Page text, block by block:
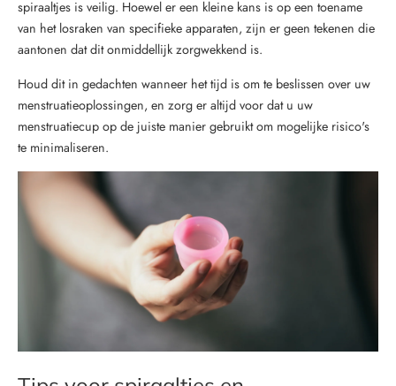
spiraaltjes is veilig. Hoewel er een kleine kans is op een toename
van het losraken van specifieke apparaten, zijn er geen tekenen die
aantonen dat dit onmiddellijk zorgwekkend is.
Houd dit in gedachten wanneer het tijd is om te beslissen over uw
menstruatieoplossingen, en zorg er altijd voor dat u uw
menstruatiecup op de juiste manier gebruikt om mogelijke risico's
te minimaliseren.